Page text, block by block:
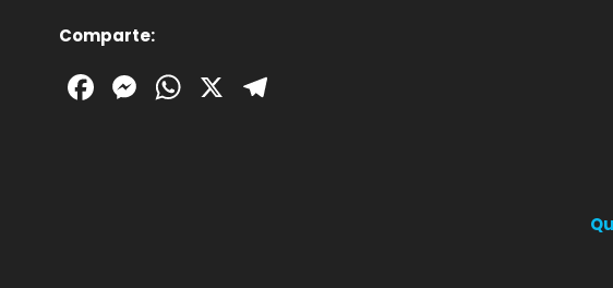
Comparte:
Facebook
Messenger
WhatsApp
X